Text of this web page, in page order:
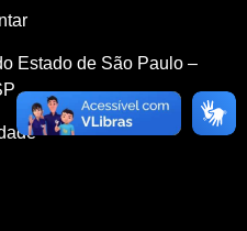
Estado de São Paulo –